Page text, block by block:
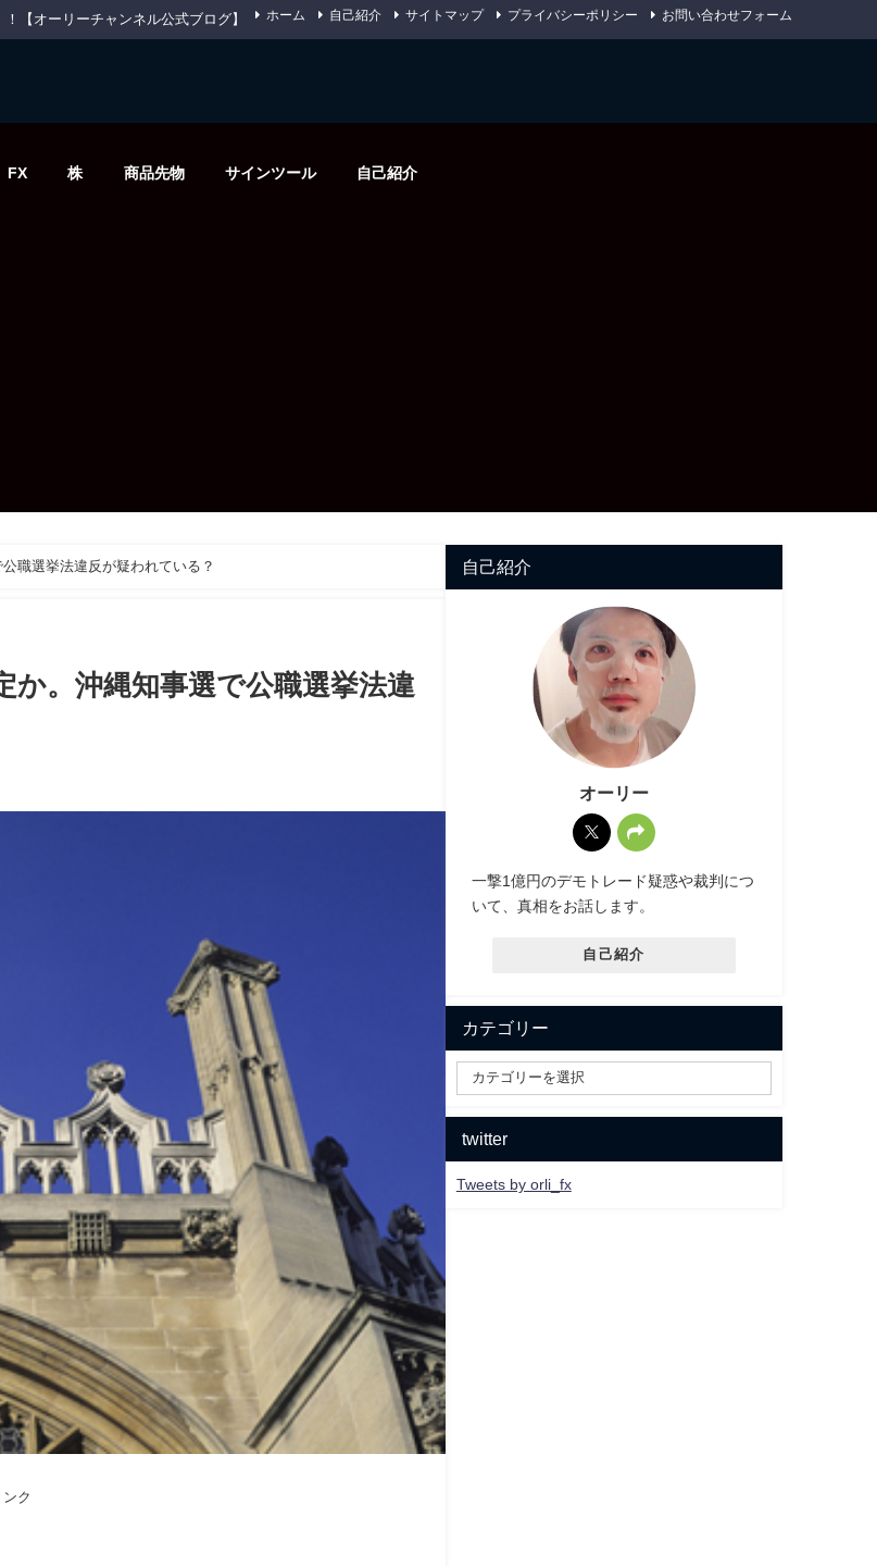
【オーリーチャンネル公式ブログ】 ホーム 自己紹介 サイトマップ プライバシーポリシー お問い合わせフォーム
FX 株 商品先物 サインツール 自己紹介
職選挙法違反が疑われている？
か。沖縄知事選で公職選挙法違
ク
自己紹介
オーリー
一撃1億円のデモトレード疑惑や裁判につ
いて、真相をお話します。
自己紹介
カテゴリー
twitter
Tweets by orli_fx